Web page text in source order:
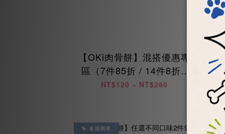
【OKi肉骨餅】混搭優惠專
區（7件85折 / 14件8折 /
28件75折）
NT$120 ~ NT$280
會員獨享